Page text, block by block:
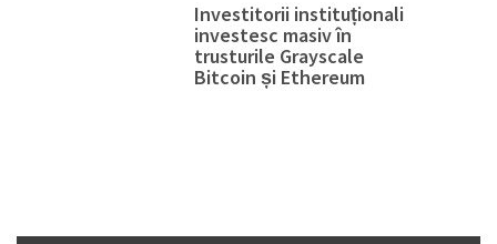
Investitorii instituționali
investesc masiv în
trusturile Grayscale
Bitcoin și Ethereum